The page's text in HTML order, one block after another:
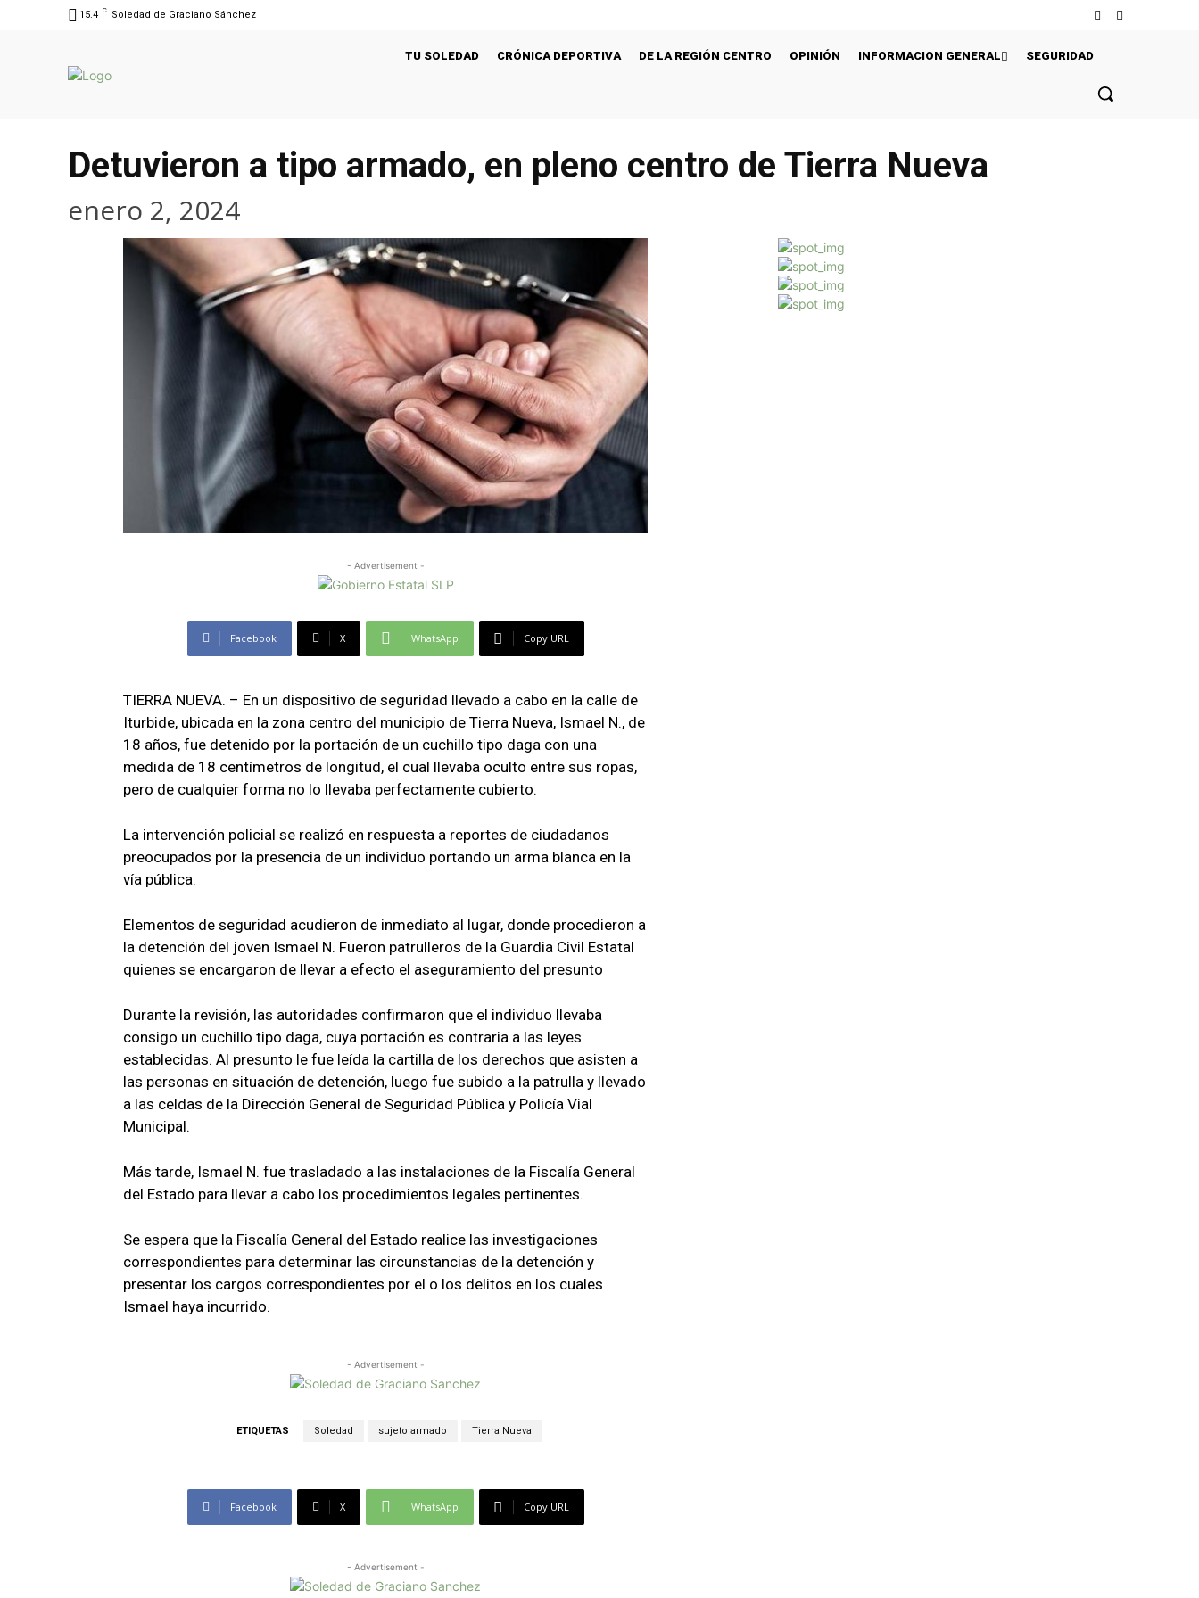
15.4 C Soledad de Graciano Sánchez
TU SOLEDAD CRÓNICA DEPORTIVA DE LA REGIÓN CENTRO OPINIÓN INFORMACION GENERAL SEGURIDAD
Detuvieron a tipo armado, en pleno centro de Tierra Nueva
enero 2, 2024
- Advertisement -
Facebook X WhatsApp Copy URL
TIERRA NUEVA. – En un dispositivo de seguridad llevado a cabo en la calle de
Iturbide, ubicada en la zona centro del municipio de Tierra Nueva, Ismael N., de
18 años, fue detenido por la portación de un cuchillo tipo daga con una
medida de 18 centímetros de longitud, el cual llevaba oculto entre sus ropas,
pero de cualquier forma no lo llevaba perfectamente cubierto.
La intervención policial se realizó en respuesta a reportes de ciudadanos
preocupados por la presencia de un individuo portando un arma blanca en la
vía pública.
Elementos de seguridad acudieron de inmediato al lugar, donde procedieron a
la detención del joven Ismael N. Fueron patrulleros de la Guardia Civil Estatal
quienes se encargaron de llevar a efecto el aseguramiento del presunto
Durante la revisión, las autoridades confirmaron que el individuo llevaba
consigo un cuchillo tipo daga, cuya portación es contraria a las leyes
establecidas. Al presunto le fue leída la cartilla de los derechos que asisten a
las personas en situación de detención, luego fue subido a la patrulla y llevado
a las celdas de la Dirección General de Seguridad Pública y Policía Vial
Municipal.
Más tarde, Ismael N. fue trasladado a las instalaciones de la Fiscalía General
del Estado para llevar a cabo los procedimientos legales pertinentes.
Se espera que la Fiscalía General del Estado realice las investigaciones
correspondientes para determinar las circunstancias de la detención y
presentar los cargos correspondientes por el o los delitos en los cuales
Ismael haya incurrido.
- Advertisement -
ETIQUETAS Soledad sujeto armado Tierra Nueva
Facebook X WhatsApp Copy URL
- Advertisement -